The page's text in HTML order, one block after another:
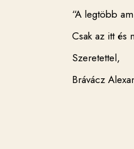
“A legtöbb
Csak az itt és
Szeretettel,
Brávácz